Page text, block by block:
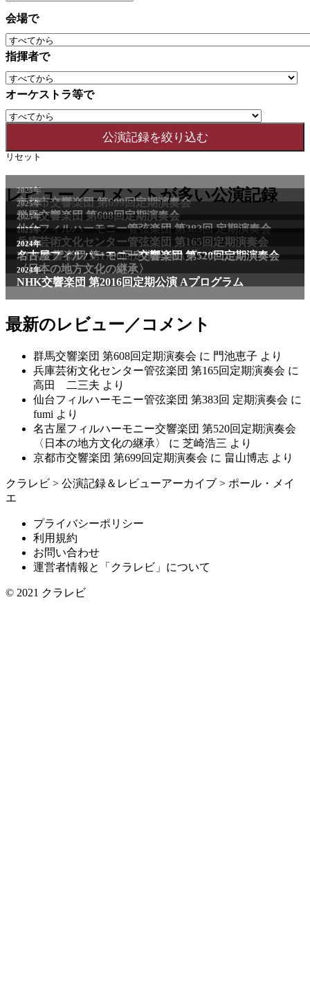
会場で
指揮者で
オーケストラ等で
リセット
レビュー／コメントが多い公演記録
2025年
京都市交響楽団 第699回定期演奏会
2025年
群馬交響楽団 第608回定期演奏会
2025年
仙台フィルハーモニー管弦楽団 第383回 定期演奏会
2025年
兵庫芸術文化センター管弦楽団 第165回定期演奏会
2011年
NHK交響楽団 第1706回定期公演Aプログラム
2024年
名古屋フィルハーモニー交響楽団 第520回定期演奏会
〈日本の地方文化の継承〉
2024年
NHK交響楽団 第2016回定期公演 Aプログラム
最新のレビュー／コメント
群馬交響楽団 第608回定期演奏会 に 門池恵子 より
兵庫芸術文化センター管弦楽団 第165回定期演奏会 に
高田 二三夫 より
仙台フィルハーモニー管弦楽団 第383回 定期演奏会 に
fumi より
名古屋フィルハーモニー交響楽団 第520回定期演奏会
〈日本の地方文化の継承〉
に 芝崎浩三 より
京都市交響楽団 第699回定期演奏会 に 畠山博志 より
クラレビ > 公演記録＆レビューアーカイブ > ポール・メイ
エ
プライバシーポリシー
利用規約
お問い合わせ
運営者情報と「クラレビ」について
© 2021 クラレビ